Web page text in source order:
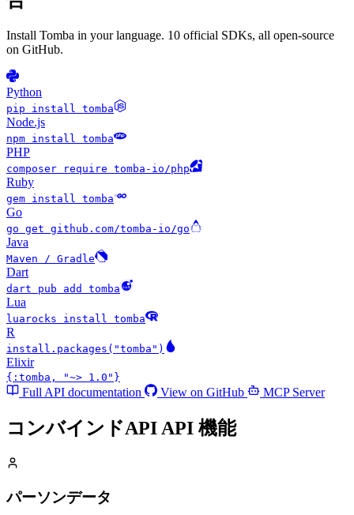
Install Tomba in your language. 10 official SDKs, all open-source
on GitHub.
Python
pip install tomba
Node.js
npm install tomba
PHP
composer require tomba-io/php
Ruby
gem install tomba
Go
go get github.com/tomba-io/go
Java
Maven / Gradle
Dart
dart pub add tomba
Lua
luarocks install tomba
R
install.packages("tomba")
Elixir
{:tomba, "~> 1.0"}
Full API documentation View on GitHub MCP Server
コンバインドAPI API 機能
パーソンデータ